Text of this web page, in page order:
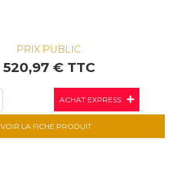
PRIX PUBLIC
520,97 € TTC
ACHAT EXPRESS
VOIR LA FICHE PRODUIT